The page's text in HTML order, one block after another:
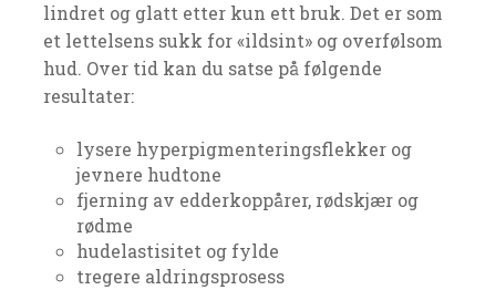
lindret og glatt etter kun ett bruk. Det er som
et lettelsens sukk for «ildsint» og overfølsom
hud. Over tid kan du satse på følgende
resultater:
lysere hyperpigmenteringsflekker og
jevnere hudtone
fjerning av edderkoppårer, rødskjær og
rødme
hudelastisitet og fylde
tregere aldringsprosess